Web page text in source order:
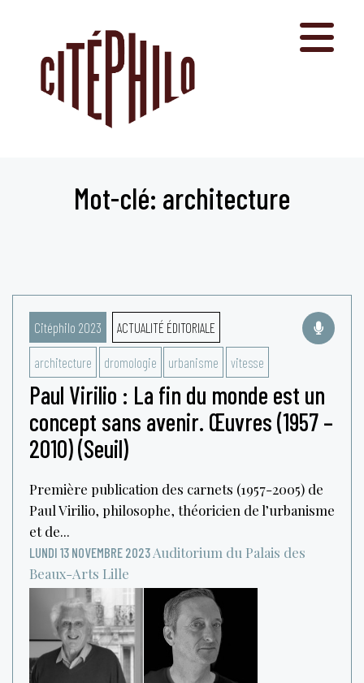
Mot-clé: architecture
Citéphilo 2023 ACTUALITÉ ÉDITORIALE
architecture dromologie urbanisme vitesse
Paul Virilio : La fin du monde est un
concept sans avenir. Œuvres (1957 –
2010) (Seuil)
Première publication des carnets (1957-2005) de
Paul Virilio, philosophe, théoricien de l’urbanisme
et de...
LUNDI 13 NOVEMBRE 2023 Auditorium du Palais des
Beaux-Arts Lille